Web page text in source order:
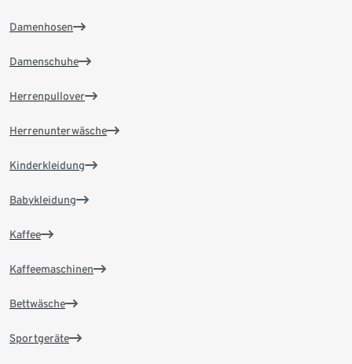
Damenhosen
Damenschuhe
Herrenpullover
Herrenunterwäsche
Kinderkleidung
Babykleidung
Kaffee
Kaffeemaschinen
Bettwäsche
Sportgeräte